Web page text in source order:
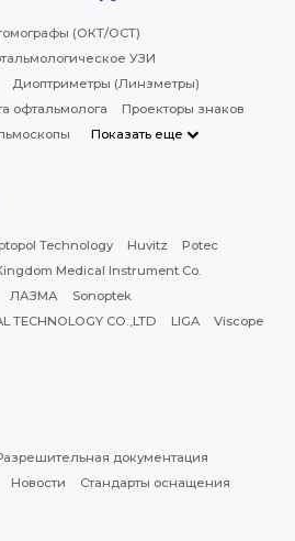
(ОКТ/ОСТ)
УЗИ
Диоптриметры (Линзметры)
офтальмолога
Проекторы знаков
Показать еще
Technology Huvitz
Potec
Medical Instrument Co.
ЛАЗМА
Sonoptek
TECHNOLOGY CO.,LTD
LIGA
Viscope
документация
Новости
Стандарты оснащения